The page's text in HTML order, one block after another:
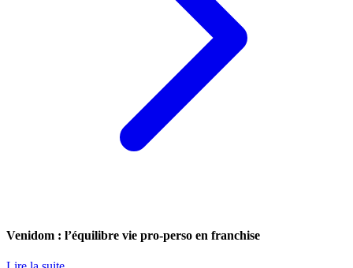
Venidom : l’équilibre vie pro-perso en franchise